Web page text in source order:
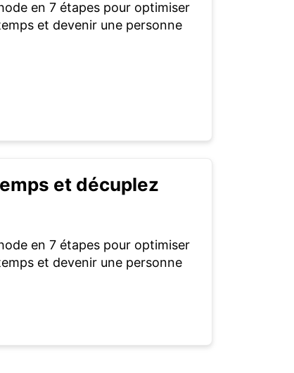
en 7 étapes pour optimiser
et devenir une personne
et décuplez
en 7 étapes pour optimiser
et devenir une personne